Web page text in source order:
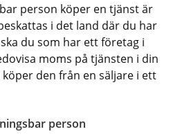
person köper en tjänst är
i det land där du har
du som har ett företag i
moms på tjänsten i din
den från en säljare i ett
person